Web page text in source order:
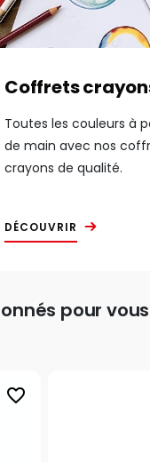
Coffrets
Toutes les couleurs à
de main avec nos
crayons de qualité.
DÉCOUVRIR
pour vous
favorite_border